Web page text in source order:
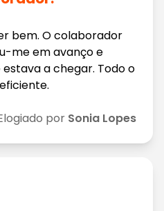
bem. O colaborador
me em avanço e
a chegar. Todo o
por Sonia Lopes